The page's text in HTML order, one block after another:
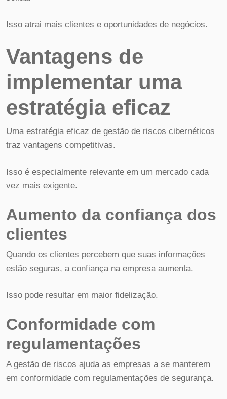
Isso atrai mais clientes e oportunidades de negócios.
Vantagens de
implementar uma
estratégia eficaz
Uma estratégia eficaz de gestão de riscos cibernéticos
traz vantagens competitivas.
Isso é especialmente relevante em um mercado cada
vez mais exigente.
Aumento da confiança dos
clientes
Quando os clientes percebem que suas informações
estão seguras, a confiança na empresa aumenta.
Isso pode resultar em maior fidelização.
Conformidade com
regulamentações
A gestão de riscos ajuda as empresas a se manterem
em conformidade com regulamentações de segurança.